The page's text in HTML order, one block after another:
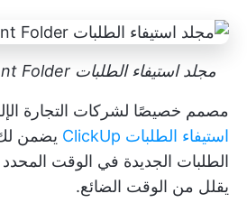
مجلد استيفاء الطلبات ClickUp Fulfillment Folder
مصمم خصيصًا لشركات التجارة
استيفاء الطلبات ClickUp
يضمن
الطلبات الجديدة في الوقت
يقلل من الوقت الضائع.